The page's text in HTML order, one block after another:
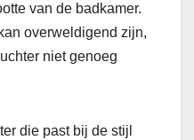
van de badkamer.
overweldigend zijn,
niet genoeg
die past bij de stijl